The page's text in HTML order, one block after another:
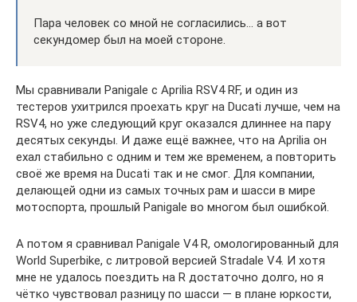
Пара человек со мной не согласились… а вот
секундомер был на моей стороне.
Мы сравнивали Panigale с Aprilia RSV4 RF, и один из
тестеров ухитрился проехать круг на Ducati лучше, чем на
RSV4, но уже следующий круг оказался длиннее на пару
десятых секунды. И даже ещё важнее, что на Aprilia он
ехал стабильно с одним и тем же временем, а повторить
своё же время на Ducati так и не смог. Для компании,
делающей одни из самых точных рам и шасси в мире
мотоспорта, прошлый Panigale во многом был ошибкой.
А потом я сравнивал Panigale V4 R, омологированный для
World Superbike, с литровой версией Stradale V4. И хотя
мне не удалось поездить на R достаточно долго, но я
чётко чувствовал разницу по шасси — в плане юркости,